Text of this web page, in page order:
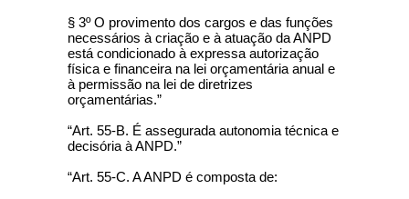
§ 3º O provimento dos cargos e das funções
necessários à criação e à atuação da ANPD
está condicionado à expressa autorização
física e financeira na lei orçamentária anual e
à permissão na lei de diretrizes
orçamentárias.”
“Art. 55-B. É assegurada autonomia técnica e
decisória à ANPD.”
“Art. 55-C. A ANPD é composta de: